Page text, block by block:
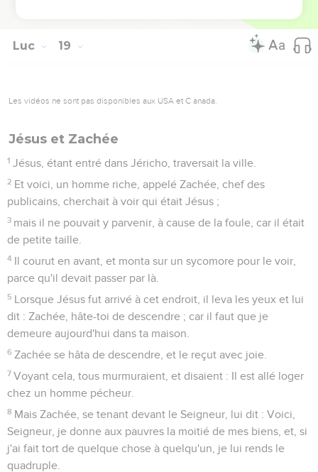
Luc 19
Les vidéos ne sont pas disponibles aux USA et C anada.
Jésus et Zachée
1 Jésus, étant entré dans Jéricho, traversait la ville.
2 Et voici, un homme riche, appelé Zachée, chef des
publicains, cherchait à voir qui était Jésus ;
3 mais il ne pouvait y parvenir, à cause de la foule, car il était
de petite taille.
4 Il courut en avant, et monta sur un sycomore pour le voir,
parce qu'il devait passer par là.
5 Lorsque Jésus fut arrivé à cet endroit, il leva les yeux et lui
dit : Zachée, hâte-toi de descendre ; car il faut que je
demeure aujourd'hui dans ta maison.
6 Zachée se hâta de descendre, et le reçut avec joie.
7 Voyant cela, tous murmuraient, et disaient : Il est allé loger
chez un homme pécheur.
8 Mais Zachée, se tenant devant le Seigneur, lui dit : Voici,
Seigneur, je donne aux pauvres la moitié de mes biens, et, si
j'ai fait tort de quelque chose à quelqu'un, je lui rends le
quadruple.